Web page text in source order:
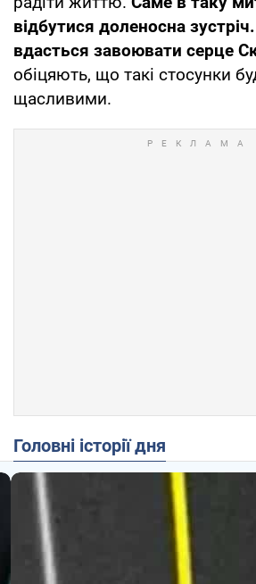
відбутися доленосна
вдасться завоювати серце
обіцяють, що такі стосунки
щасливими.
Головні історії дня